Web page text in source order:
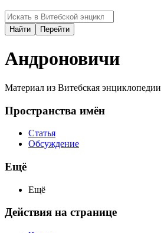
Андроновичи
Материал из Витебская энциклопедии
Пространства имён
Статья
Обсуждение
Ещё
Ещё
Действия на странице